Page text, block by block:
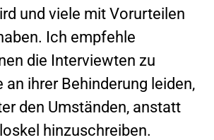
und viele mit Vorurteilen
Ich empfehle
die Interviewten zu
an ihrer Behinderung leiden,
den Umständen, anstatt
hinzuschreiben.